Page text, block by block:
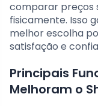
comparar preços
fisicamente. Isso
melhor escolha
satisfação e
Principais
Melhoram o